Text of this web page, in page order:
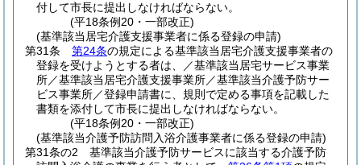
付して市長に提出しなければならない。
(平18条例20・一部改正)
(基準該当居宅介護支援事業者に係る登録の申請)
第31条
第24条の規定による基準該当居宅介護支援事業者の
登録を受けようとする者は、／基準該当居宅サービス事業
所／基準該当居宅介護支援事業所／基準該当介護予防サー
ビス事業所／登録申請書に、規則で定める事項を記載した
書類を添付して市長に提出しなければならない。
(平18条例20・一部改正)
(基準該当介護予防訪問入浴介護事業者に係る登録の申請)
第31条の2
基準該当介護予防サービスに該当する介護予防